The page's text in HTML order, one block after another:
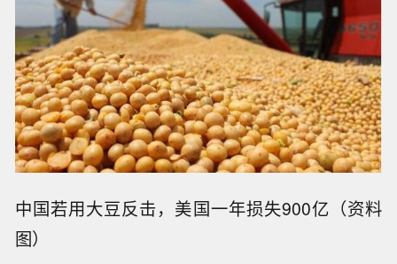
中国若用大豆反击，美国一年损失900亿（资料
图）